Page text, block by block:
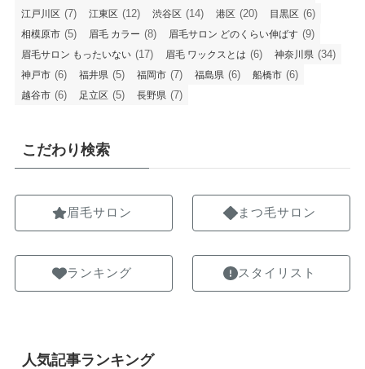
江戸川区 (7) 江東区 (12) 渋谷区 (14) 港区 (20) 目黒区 (6)
相模原市 (5) 眉毛 カラー (8) 眉毛サロン どのくらい伸ばす (9)
眉毛サロン もったいない (17) 眉毛 ワックスとは (6) 神奈川県 (34)
神戸市 (6) 福井県 (5) 福岡市 (7) 福島県 (6) 船橋市 (6)
越谷市 (6) 足立区 (5) 長野県 (7)
こだわり検索
眉毛サロン
ランキング
まつ毛サロン
スタイリスト
人気記事ランキング